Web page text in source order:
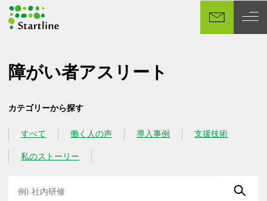
イ
へ
移
障がい者アスリート
カテゴリーから探す
カテゴリー
すべて
カテゴリー
働く人の声
カテゴリー
導入事例
カテゴリー
支援技術
カテゴリー
私のストーリー